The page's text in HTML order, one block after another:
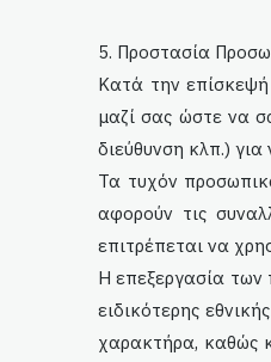
5. Προστασία
Κατά την επίσκεψή
μαζί σας ώστε να
διεύθυνση κλπ.)
Τα τυχόν
αφορούν τις
επιτρέπεται να
Η επεξεργασία των
ειδικότερης
χαρακτήρα, καθώς